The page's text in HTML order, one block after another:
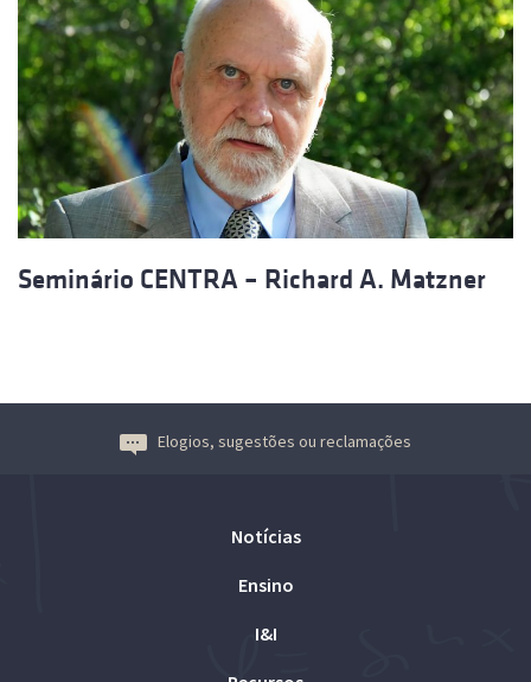
Seminário CENTRA – Richard A. Matzner
Elogios, sugestões ou reclamações
Notícias
Ensino
I&I